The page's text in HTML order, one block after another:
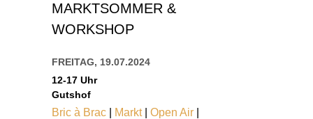
MARKTSOMMER &
WORKSHOP
FREITAG, 19.07.2024
12-17 Uhr
Gutshof
Bric à Brac Markt| Open Air